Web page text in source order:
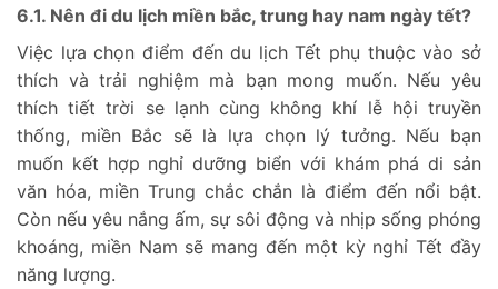
6.1. Nên đi du lịch miền bắc, trung hay nam ngày tết?
Việc lựa chọn điểm đến du lịch Tết phụ thuộc vào sở
thích và trải nghiệm mà bạn mong muốn. Nếu yêu
thích tiết trời se lạnh cùng không khí lễ hội truyền
thống, miền Bắc sẽ là lựa chọn lý tưởng. Nếu bạn
muốn kết hợp nghỉ dưỡng biển với khám phá di sản
văn hóa, miền Trung chắc chắn là điểm đến nổi bật.
Còn nếu yêu nắng ấm, sự sôi động và nhịp sống phóng
khoáng, miền Nam sẽ mang đến một kỳ nghỉ Tết đầy
năng lượng.